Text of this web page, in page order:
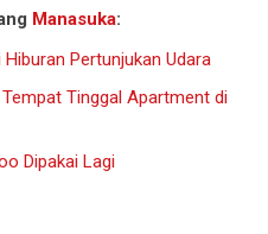
Manasuka:
Pertunjukan Udara
Tinggal Apartment di
Dipakai Lagi